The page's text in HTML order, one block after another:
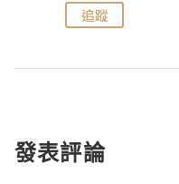
追蹤
發表評論